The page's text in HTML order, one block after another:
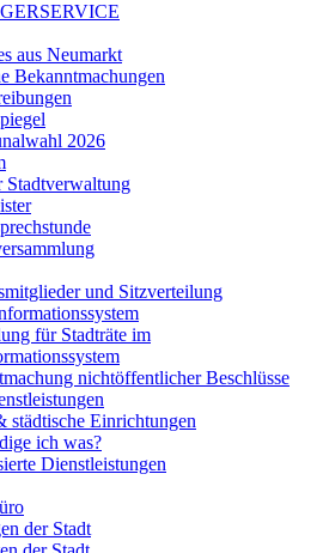
aus Neumarkt
Bekanntmachungen
2026
Stadtverwaltung
und Sitzverteilung
für Stadträte im
nichtöffentlicher Beschlüsse
städtische Einrichtungen
ich was?
Dienstleistungen
der Stadt